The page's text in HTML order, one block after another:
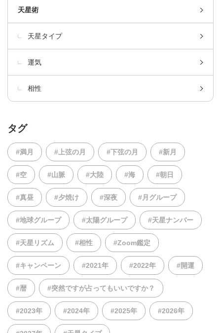
天星術
天星タイプ
運気
相性
タグ
#満月 #上弦の月 #下弦の月 #新月
#空 #山脈 #大陸 #海 #朝日
#真昼 #夕焼け #深夜 #月グループ
#地球グループ #太陽グループ #天星ナンバー
#天星リズム #相性 #Zoom鑑定
#キャンペーン #2021年 #2022年 #開運
#暦 #突然ですが占ってもいいですか？
#2023年 #2024年 #2025年 #2026年